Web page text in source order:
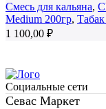
Смесь для кальяна,
Medium 200гр,
1 100,00 ₽
Социальные сети
Севас Маркет